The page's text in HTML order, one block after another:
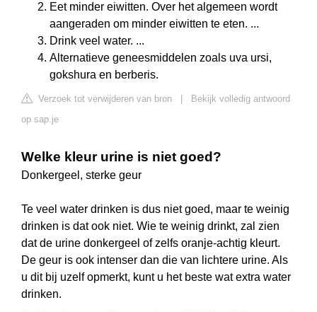
Eet minder eiwitten. Over het algemeen wordt
aangeraden om minder eiwitten te eten. ...
Drink veel water. ...
Alternatieve geneesmiddelen zoals uva ursi,
gokshura en berberis.
Verzoek tot verwijderen van bron
Bekijk volledig antwoord
op sap.je
Welke kleur urine is niet goed?
Donkergeel, sterke geur
Te veel water drinken is dus niet goed, maar te weinig
drinken is dat ook niet. Wie te weinig drinkt, zal zien
dat de urine donkergeel of zelfs oranje-achtig kleurt.
De geur is ook intenser dan die van lichtere urine. Als
u dit bij uzelf opmerkt, kunt u het beste wat extra water
drinken.